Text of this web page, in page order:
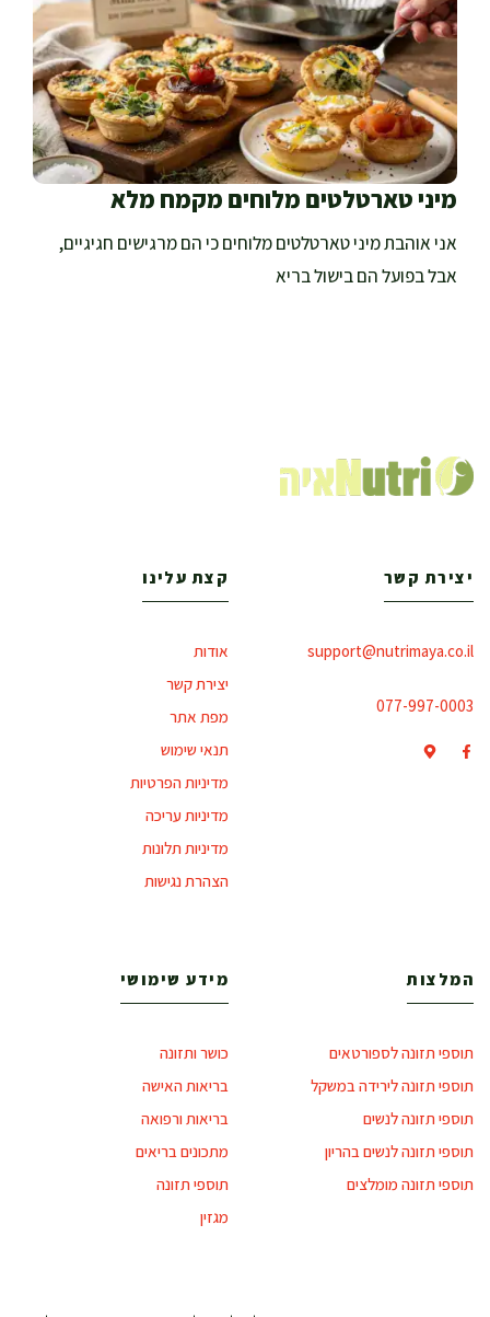
מיני טארטלטים מלוחים מקמח מלא
אני אוהבת מיני טארטלטים מלוחים כי הם מרגישים חגיגיים,
אבל בפועל הם בישול בריא
יצירת קשר
support@nutrimaya.co.il
077-997-0003
קצת עלינו
אודות
יצירת קשר
מפת אתר
תנאי שימוש
מדיניות הפרטיות
מדיניות עריכה
מדיניות תלונות
הצהרת נגישות
המלצות
תוספי תזונה לספורטאים
תוספי תזונה לירידה במשקל
תוספי תזונה לנשים
תוספי תזונה לנשים בהריון
תוספי תזונה מומלצים
מידע שימושי
כושר ותזונה
בריאות האישה
בריאות ורפואה
מתכונים בריאים
תוספי תזונה
מגזין